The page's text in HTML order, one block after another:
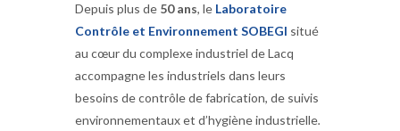
Depuis plus de 50 ans, le Laboratoire
Contrôle et Environnement SOBEGI situé
au cœur du complexe industriel de Lacq
accompagne les industriels dans leurs
besoins de contrôle de fabrication, de suivis
environnementaux et d’hygiène industrielle.